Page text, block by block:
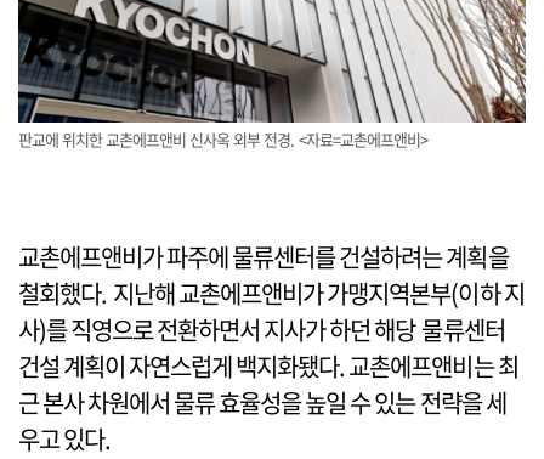
판교에 위치한 교촌에프앤비 신사옥 외부 전경. <자료=교촌에프앤비>
교촌에프앤비가 파주에 물류센터를 건설하려는 계획을
철회했다. 지난해 교촌에프앤비가 가맹지역본부(이하 지
사)를 직영으로 전환하면서 지사가 하던 해당 물류센터
건설 계획이 자연스럽게 백지화됐다. 교촌에프앤비는 최
근 본사 차원에서 물류 효율성을 높일 수 있는 전략을 세
우고 있다.